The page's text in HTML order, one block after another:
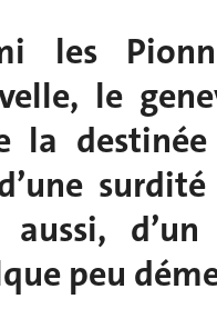
les
le
la
surdité
peu